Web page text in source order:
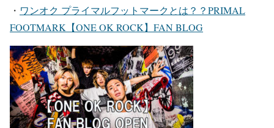
・ ワンオク プライマルフットマークとは？？PRIMAL
FOOTMARK【ONE OK ROCK】FAN BLOG